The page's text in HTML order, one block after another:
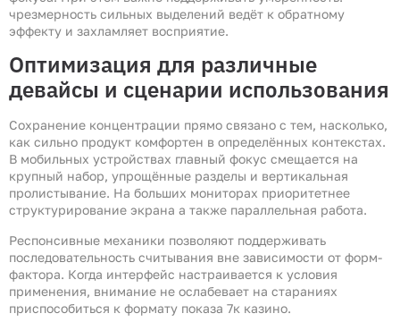
чрезмерность сильных выделений ведёт к обратному
эффекту и захламляет восприятие.
Оптимизация для различные
девайсы и сценарии использования
Сохранение концентрации прямо связано с тем, насколько,
как сильно продукт комфортен в определённых контекстах.
В мобильных устройствах главный фокус смещается на
крупный набор, упрощённые разделы и вертикальная
пролистывание. На больших мониторах приоритетнее
структурирование экрана а также параллельная работа.
Респонсивные механики позволяют поддерживать
последовательность считывания вне зависимости от форм-
фактора. Когда интерфейс настраивается к условия
применения, внимание не ослабевает на стараниях
приспособиться к формату показа 7к казино.